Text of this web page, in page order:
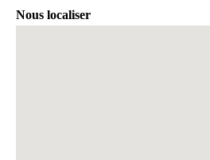
Nous localiser